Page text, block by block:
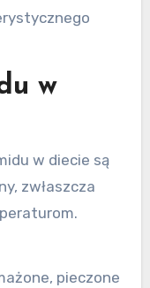
w
w diecie są
zwłaszcza
pieczone